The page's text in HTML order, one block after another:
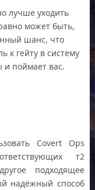
лучше уходить
может быть,
шанс, что
к гейту в систему
и поймает вас.
Covert Ops
т2
подходящее
надёжный способ